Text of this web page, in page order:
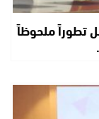
تطوراً ملحوظاً